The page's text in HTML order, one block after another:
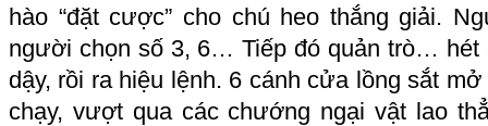
hào “đặt cược” cho chú heo thắng giải.
người chọn số 3, 6… Tiếp đó quản trò… hét
dậy, rồi ra hiệu lệnh. 6 cánh cửa lồng sắt
chạy, vượt qua các chướng ngại vật lao